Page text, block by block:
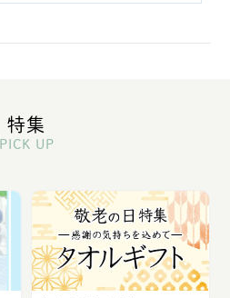
特集
PICK UP